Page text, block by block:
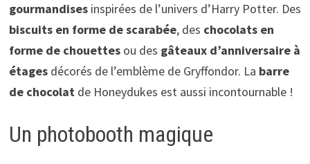
gourmandisesinspirées de l’univers d’Harry Potter. Des
biscuits en forme de scarabée, des chocolats en
forme de chouettesou des gâteaux d’anniversaire à
étagesdécorés de l’emblème de Gryffondor. La barre
de chocolatde Honeydukes est aussi incontournable !
Un photobooth magique